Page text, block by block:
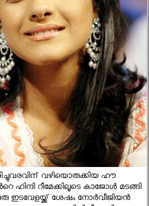
വഴിയൊരുക്കിയ ഹൗ
റീമേക്കിലൂടെ കാജോൾ മടങ്ങി
ഇടവേളയ്ക്ക് ശേഷം നോര്‍വീജിയന്‍